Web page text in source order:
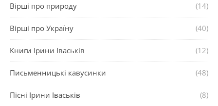
Вірші про природу (14)
Вірші про Україну (40)
Книги Ірини Іваськів (12)
Письменницькі кавусинки (48)
Пісні Ірини Іваськів (8)